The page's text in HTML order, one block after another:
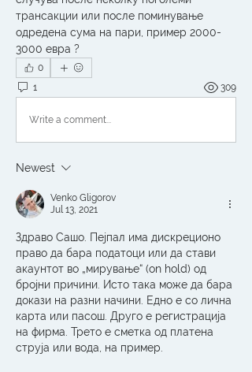
трансакции или после поминување
одредена сума на пари, пример 2000-
3000 евра ?
0
1
309
Write a comment...
Newest
Venko Gligorov
Jul 13, 2021
Здраво Сашо. Пејпал има дискреционо
право да бара податоци или да стави
акаунтот во „мирување“ (on hold) од
бројни причини. Исто така може да бара
докази на разни начини. Едно е со лична
карта или пасош. Друго е регистрација
на фирма. Трето е сметка од платена
струја или вода, на пример.